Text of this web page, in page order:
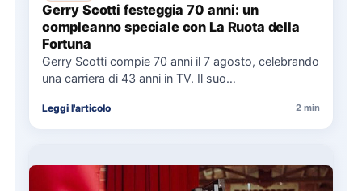
Gerry Scotti festeggia 70 anni: un
compleanno speciale con La Ruota della
Fortuna
Gerry Scotti compie 70 anni il 7 agosto, celebrando
una carriera di 43 anni in TV. Il suo…
Leggi l'articolo 2 min